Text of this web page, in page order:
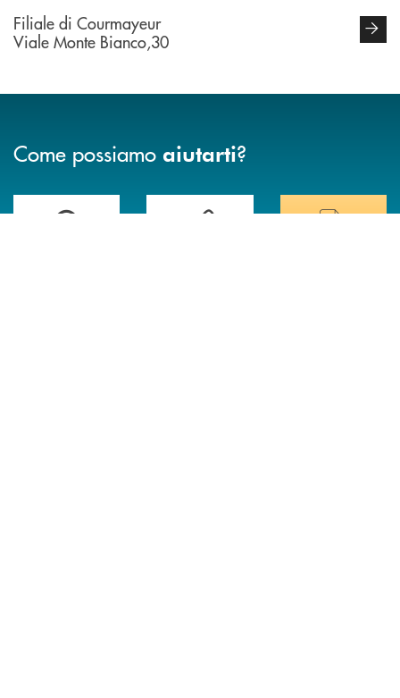
Filiale di Courmayeur
Viale Monte Bianco,30
Come possiamo aiutarti?
Trova la filiale più vicina a teHai bisogno di assistenza immediata ?
Hai bisogno di